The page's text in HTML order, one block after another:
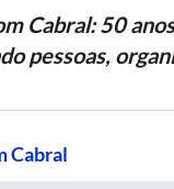
Cabral: 50 anos
pessoas,
Cabral